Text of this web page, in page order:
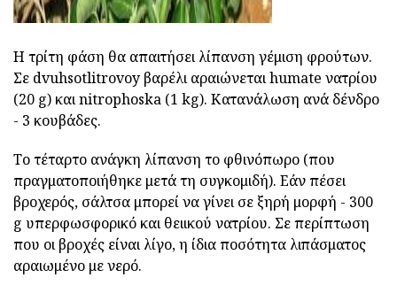
Η τρίτη φάση θα απαιτήσει λίπανση γέμιση φρούτων.
Σε dvuhsotlitrovoy βαρέλι αραιώνεται humate νατρίου
(20 g) και nitrophoska (1 kg). Κατανάλωση ανά δένδρο
- 3 κουβάδες.
Το τέταρτο ανάγκη λίπανση το φθινόπωρο (που
πραγματοποιήθηκε μετά τη συγκομιδή). Εάν πέσει
βροχερός, σάλτσα μπορεί να γίνει σε ξηρή μορφή - 300
g υπερφωσφορικό και θειικού νατρίου. Σε περίπτωση
που οι βροχές είναι λίγο, η ίδια ποσότητα λιπάσματος
αραιωμένο με νερό.